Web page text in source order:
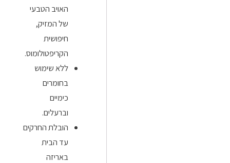
האויב הטבעי
של המזיק,
חיפושית
הקריפטולומוס.
ללא שימוש
בחומרים
כימיים
וברעלים.
הובלת החרקים
עד הבית
באריזה